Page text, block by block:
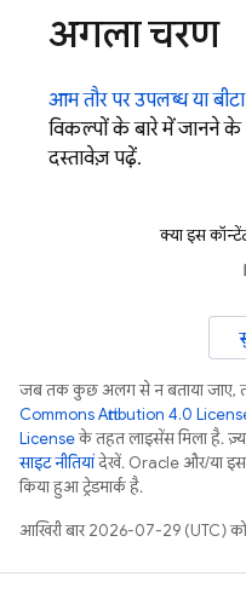
अगला चरण
आम तौर पर उपलब्ध याबीटा
विकल्पों के बारे में जानने
दस्तावेज़ पढ़ें.
क्या इस
जब तक कुछ अलग से न बताया जाए,
Commons Attribution 4.0
Licenseके तहत लाइसेंस मिला है.
साइट नीतियांदेखें. Oracle और/या
किया हुआ ट्रेडमार्क है.
आखिरी बार 2026-07-29 (UTC)